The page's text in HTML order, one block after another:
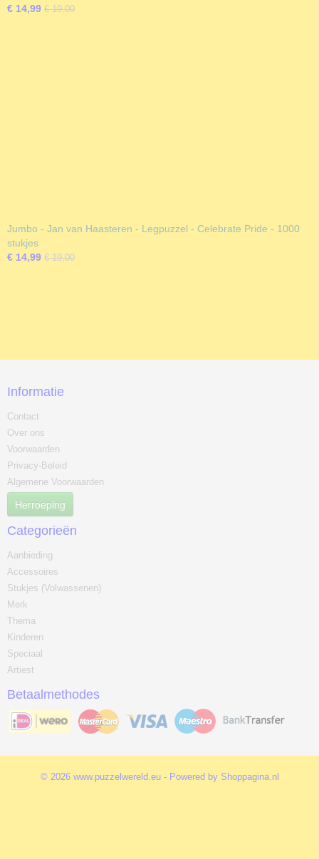
€ 14,99 € 19,00
Jumbo - Jan van Haasteren - Legpuzzel - Celebrate Pride - 1000
stukjes
€ 14,99 € 19,00
Informatie
Contact
Over ons
Voorwaarden
Privacy-Beleid
Algemene Voorwaarden
Herroeping
Categorieën
Aanbieding
Accessoires
Stukjes (Volwassenen)
Merk
Thema
Kinderen
Speciaal
Artiest
Betaalmethodes
© 2026 www.puzzelwereld.eu - Powered by Shoppagina.nl